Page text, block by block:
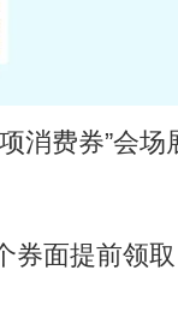
消费券”会场
券面提前领